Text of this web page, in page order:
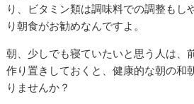
り、ビタミン類は調味料での調整もし
り朝食がお勧めなんですよ。
朝、少しでも寝ていたいと思う人は、
作り置きしておくと、健康的な朝の和
りませんか？